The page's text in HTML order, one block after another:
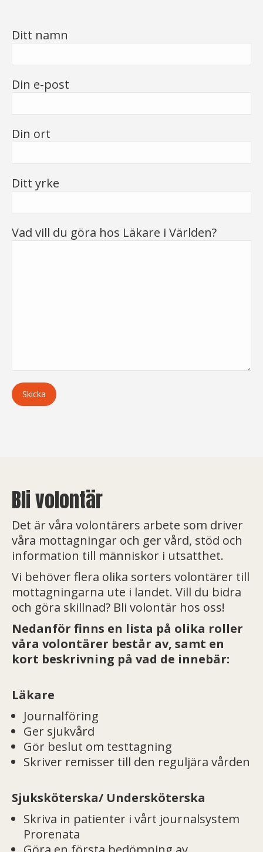
Ditt namn
Din e-post
Din ort
Ditt yrke
Vad vill du göra hos Läkare i Världen?
Bli volontär
Det är våra volontärers arbete som driver
våra mottagningar och ger vård, stöd och
information till människor i utsatthet.
Vi behöver flera olika sorters volontärer till
mottagningarna ute i landet. Vill du bidra
och göra skillnad? Bli volontär hos oss!
Nedanför finns en lista på olika roller
våra volontärer består av, samt en
kort beskrivning på vad de innebär:
Läkare
Journalföring
Ger sjukvård
Gör beslut om testtagning
Skriver remisser till den reguljära vården
Sjuksköterska/ Undersköterska
Skriva in patienter i vårt journalsystem
Prorenata